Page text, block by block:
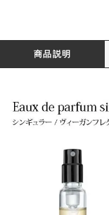
商品説明